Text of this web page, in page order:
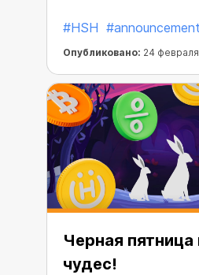
тепло. Чем больше
больше разгорается
увеличивая кэшбэк
сообщества — до X5.
#HSH #announcement
Опубликовано: 24 февраля
Черная пятница
чудес!